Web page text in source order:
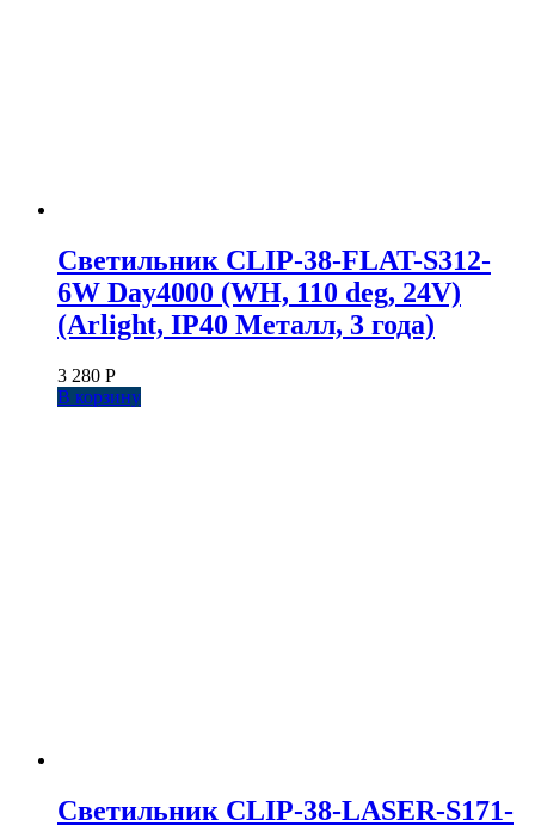
Светильник CLIP-38-FLAT-S312-
6W Day4000 (WH, 110 deg, 24V)
(Arlight, IP40 Металл, 3 года)
3 280 Р
В корзину
Светильник CLIP-38-LASER-S171-